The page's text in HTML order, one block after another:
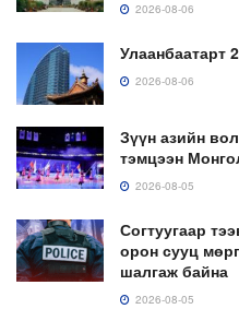
2026-08-06
Улаанбаатарт
2026-08-06
Зүүн азийн
тэмцээн
2026-08-05
Согтуугаар
орон сууц
шалгаж байна
2026-08-05